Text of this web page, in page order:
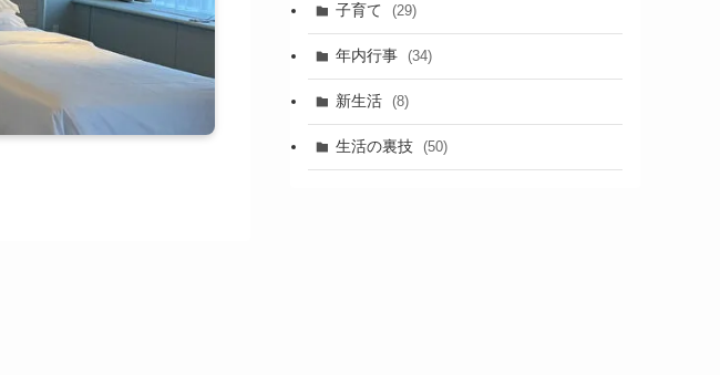
子育て (29)
年内行事 (34)
新生活 (8)
生活の裏技 (50)